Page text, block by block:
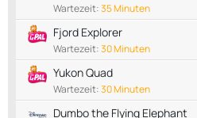
Wartezeit:35 Minuten
Fjord Explorer
Wartezeit:30 Minuten
Yukon Quad
Wartezeit:30 Minuten
Dumbo the Flying Elephant